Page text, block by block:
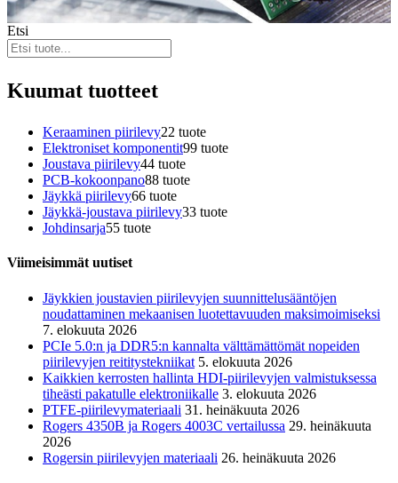
Etsi
Kuumat tuotteet
Keraaminen piirilevy22 tuote
Elektroniset komponentit99 tuote
Joustava piirilevy44 tuote
PCB-kokoonpano88 tuote
Jäykkä piirilevy66 tuote
Jäykkä-joustava piirilevy33 tuote
Johdinsarja55 tuote
Viimeisimmät uutiset
Jäykkien joustavien piirilevyjen suunnittelusääntöjen
noudattaminen mekaanisen luotettavuuden maksimoimiseksi
7. elokuuta 2026
PCIe 5.0:n ja DDR5:n kannalta välttämättömät nopeiden
piirilevyjen reititystekniikat 5. elokuuta 2026
Kaikkien kerrosten hallinta HDI-piirilevyjen valmistuksessa
tiheästi pakatulle elektroniikalle 3. elokuuta 2026
PTFE-piirilevymateriaali 31. heinäkuuta 2026
Rogers 4350B ja Rogers 4003C vertailussa 29. heinäkuuta
2026
Rogersin piirilevyjen materiaali 26. heinäkuuta 2026